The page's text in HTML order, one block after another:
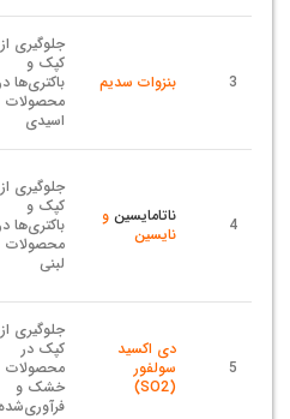
3 بنزوات سدیم
جلوگیری از
کپک و
باکتری‌ها
محصولات
اسیدی
4 ناتامایسینو
نایسین
جلوگیری از
کپک و
باکتری‌ها
محصولات
لبنی
5
دی اکسید
سولفور
(SO2)
جلوگیری از
کپک در
محصولات
خشک و
فرآوری‌شده